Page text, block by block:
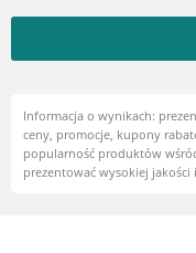
Informacja o wynikach:
ceny, promocje, kupony
popularność produktów
prezentować wysokiej